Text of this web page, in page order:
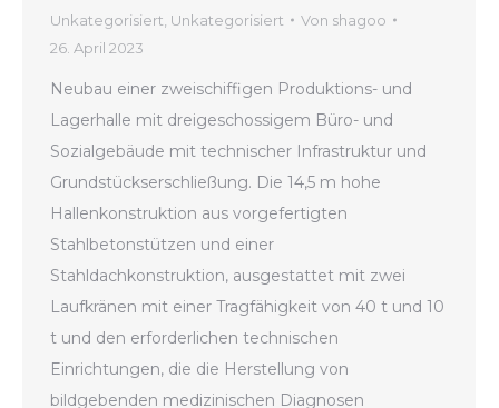
Unkategorisiert Unkategorisiert Von shagoo
26. April 2023
Neubau einer zweischiffigen Produktions- und
Lagerhalle mit dreigeschossigem Büro- und
Sozialgebäude mit technischer Infrastruktur und
Grundstückserschließung. Die 14,5 m hohe
Hallenkonstruktion aus vorgefertigten
Stahlbetonstützen und einer
Stahldachkonstruktion, ausgestattet mit zwei
Laufkränen mit einer Tragfähigkeit von 40 t und 10
t und den erforderlichen technischen
Einrichtungen, die die Herstellung von
bildgebenden medizinischen Diagnosen